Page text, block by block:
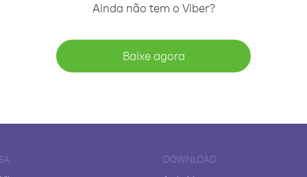
Ainda não tem o Viber?
Baixe agora
DOWNLOAD